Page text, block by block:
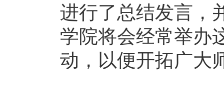
进行了总结发言，
学院将会经常举办
动，以便开拓广大